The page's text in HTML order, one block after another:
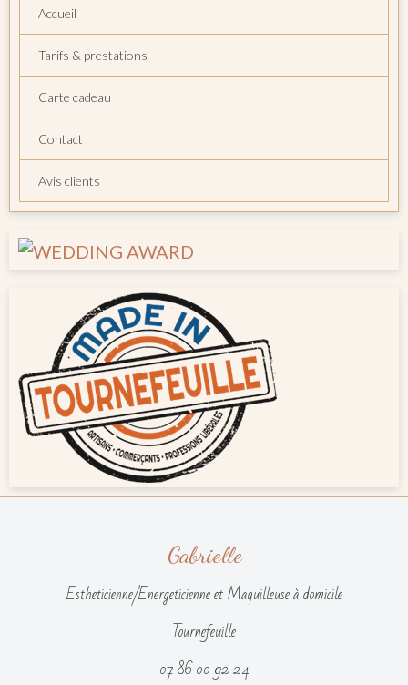
Accueil
Tarifs & prestations
Carte cadeau
Contact
Avis clients
Gabrielle
Estheticienne/Energeticienne et Maquilleuse à domicile
Tournefeuille
07 86 00 92 24